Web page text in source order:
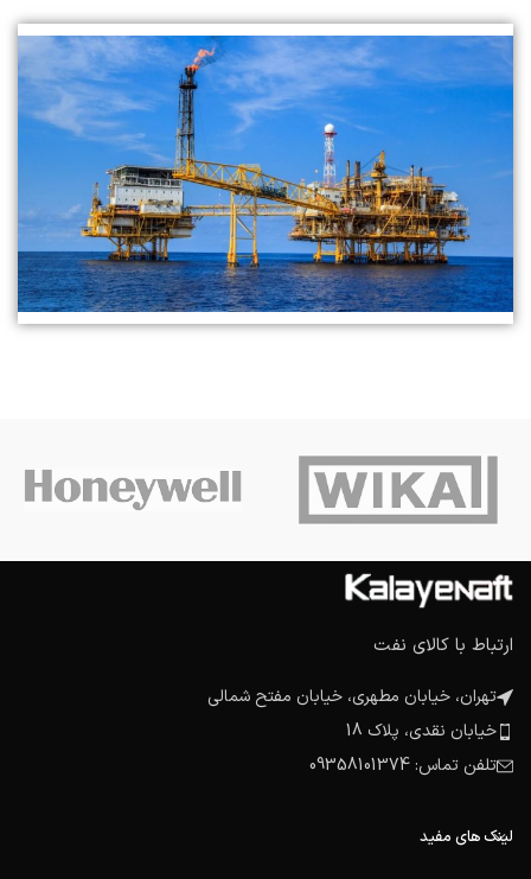
ارتباط با کالای نفت
تهران، خیابان مطهری، خیابان مفتح شمالی
خیابان نقدی، پلاک 18
تلفن تماس: 09358101374
لینک های مفید